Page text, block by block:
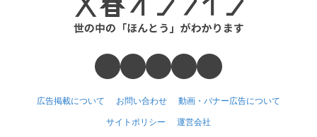
広告掲載について お問い合わせ 動画・バナー広告について
サイトポリシー 運営会社